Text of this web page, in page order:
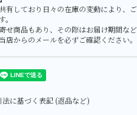
有しており日々の在庫の変動により、
せ商品もあり、その際はお届け期間な
店からのメールを必ずご確認ください。
法に基づく表記 (返品など)